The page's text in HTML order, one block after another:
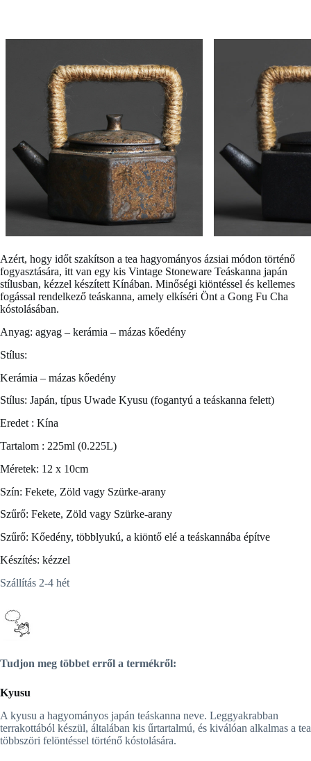
Azért, hogy időt szakítson a tea hagyományos ázsiai módon történő
fogyasztására, itt van egy kis Vintage Stoneware Teáskanna japán
stílusban, kézzel készített Kínában. Minőségi kiöntéssel és kellemes
fogással rendelkező teáskanna, amely elkíséri Önt a Gong Fu Cha
kóstolásában.
Anyag: agyag – kerámia – mázas kőedény
Stílus:
Kerámia – mázas kőedény
Stílus: Japán, típus Uwade Kyusu (fogantyú a teáskanna felett)
Eredet : Kína
Tartalom : 225ml (0.225L)
Méretek: 12 x 10cm
Szín: Fekete, Zöld vagy Szürke-arany
Szűrő: Fekete, Zöld vagy Szürke-arany
Szűrő: Kőedény, többlyukú, a kiöntő elé a teáskannába építve
Készítés: kézzel
Szállítás 2-4 hét
Tudjon meg többet erről a termékről:
Kyusu
A kyusu a hagyományos japán teáskanna neve. Leggyakrabban
terrakottából készül, általában kis űrtartalmú, és kiválóan alkalmas a tea
többszöri felöntéssel történő kóstolására.